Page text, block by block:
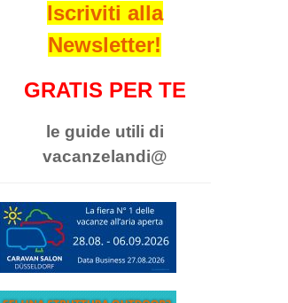
Iscriviti alla
Newsletter!
GRATIS PER TE
le guide utili di
vacanzelandi@